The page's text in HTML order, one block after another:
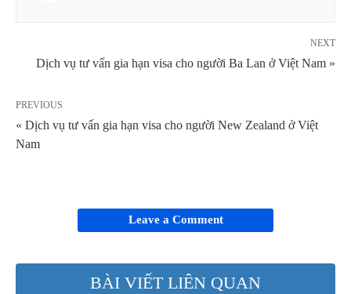
NEXT
Dịch vụ tư vấn gia hạn visa cho người Ba Lan ở Việt Nam »
PREVIOUS
« Dịch vụ tư vấn gia hạn visa cho người New Zealand ở Việt
Nam
Leave a Comment
BÀI VIẾT LIÊN QUAN